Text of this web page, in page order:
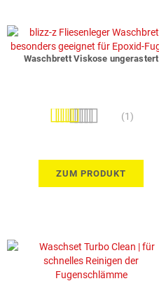
Waschbrett Viskose ungerastert
Bewertung: (1)
ZUM PRODUKT